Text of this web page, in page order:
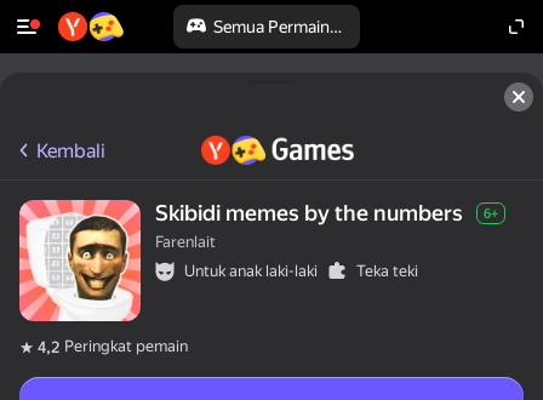
Semua Permainan
Kembali
Skibidi memes by the numbers 6+
Farenlait
Untuk anak laki-laki
Teka teki
4,2 Peringkat pemain